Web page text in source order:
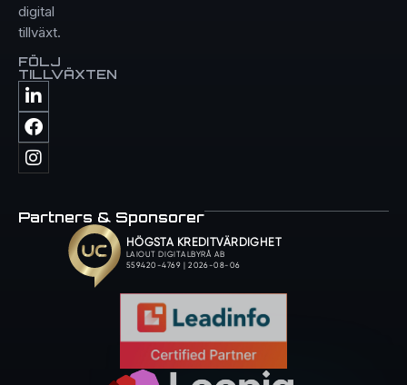
digital
tillväxt.
FÖLJ
TILLVÄXTEN
Partners & Sponsorer